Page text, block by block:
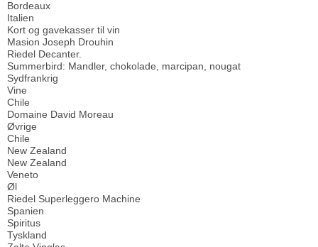
Bordeaux
Italien
Kort og gavekasser til vin
Masion Joseph Drouhin
Riedel Decanter.
Summerbird: Mandler, chokolade, marcipan, nougat
Sydfrankrig
Vine
Chile
Domaine David Moreau
Øvrige
Chile
New Zealand
New Zealand
Veneto
Øl
Riedel Superleggero Machine
Spanien
Spiritus
Tyskland